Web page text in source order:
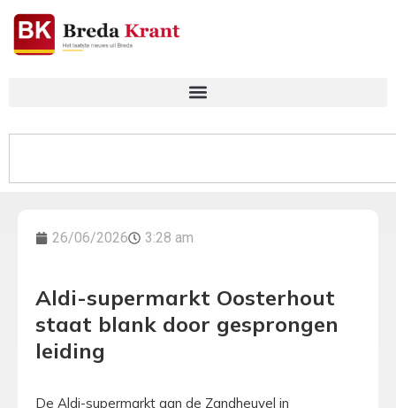
26/06/2026 3:28 am
Aldi-supermarkt Oosterhout
staat blank door gesprongen
leiding
De Aldi-supermarkt aan de Zandheuvel in